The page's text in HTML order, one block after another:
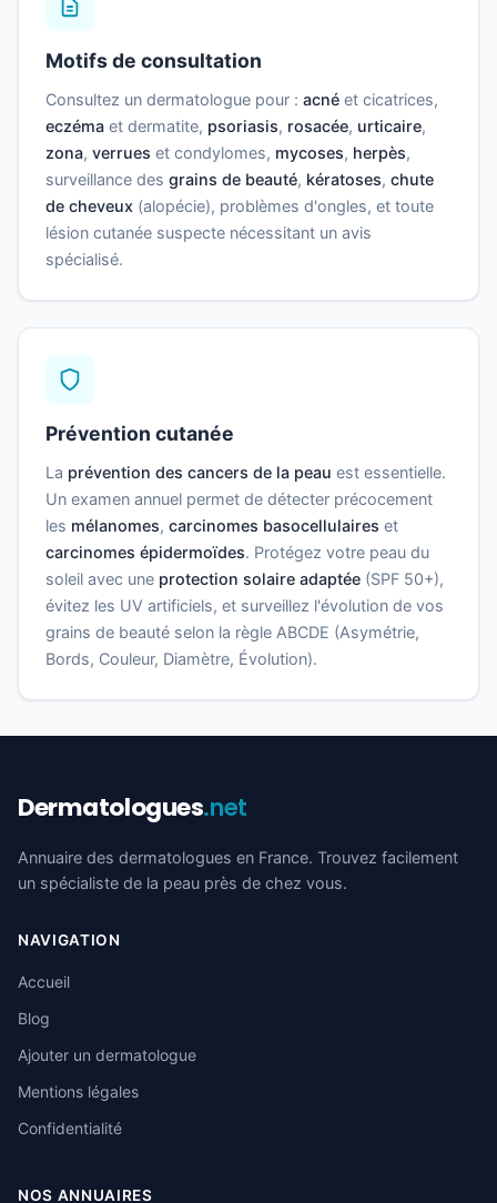
Motifs de consultation
Consultez un dermatologue pour : acné et cicatrices,
eczéma et dermatite, psoriasis, rosacée, urticaire,
zona, verrues et condylomes, mycoses, herpès,
surveillance des grains de beauté, kératoses, chute
de cheveux (alopécie), problèmes d'ongles, et toute
lésion cutanée suspecte nécessitant un avis
spécialisé.
Prévention cutanée
La prévention des cancers de la peau est essentielle.
Un examen annuel permet de détecter précocement
les mélanomes, carcinomes basocellulaires et
carcinomes épidermoïdes. Protégez votre peau du
soleil avec une protection solaire adaptée (SPF 50+),
évitez les UV artificiels, et surveillez l'évolution de vos
grains de beauté selon la règle ABCDE (Asymétrie,
Bords, Couleur, Diamètre, Évolution).
Dermatologues.net
Annuaire des dermatologues en France. Trouvez facilement
un spécialiste de la peau près de chez vous.
NAVIGATION
Accueil
Blog
Ajouter un dermatologue
Mentions légales
Confidentialité
NOS ANNUAIRES